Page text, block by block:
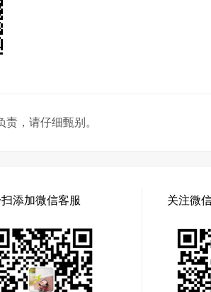
，请仔细甄别。
添加微信客服 关注微